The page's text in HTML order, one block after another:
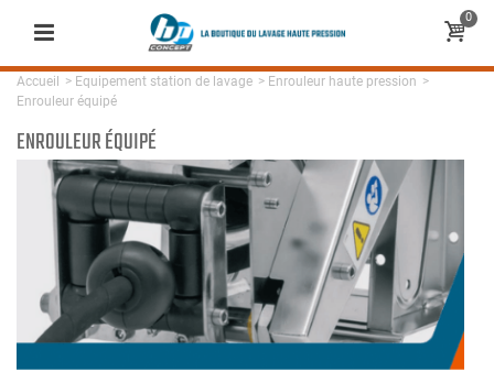
0
Accueil > Equipement station de lavage > Enrouleur haute pression >
Enrouleur équipé
ENROULEUR ÉQUIPÉ